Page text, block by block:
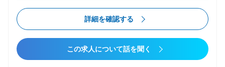
主要顧客の責任者として、プロジェクト品質向上と顧
客貢献最大化 ・AI領域の案件創出・大型提案の推進
・組織づくり・採用・育成・カルチャー浸透の主導 ・
経営幹部候補としての会社貢献 特色/魅力 ・AI領域の
構想策定?実装?定着までEnd to Endで支援できる ・技
の引き出しを増やす ・チームマネジメントや組織構築
など、ビジネススキルを磨く成長機会 ・新規事業にも
挑戦可能 経験を多く積んでさらにスキルアップしたい
方、 現場経験を生かしてキャリアの幅を広げたい方に
詳細を確認する
この求人について話を聞く